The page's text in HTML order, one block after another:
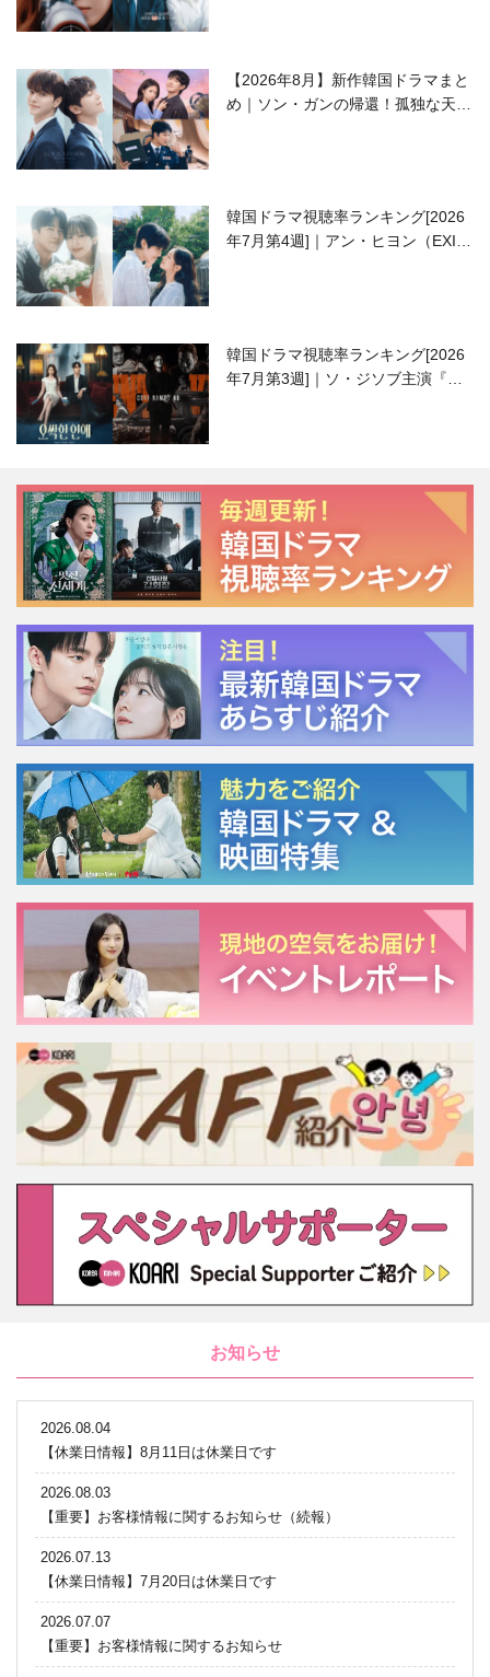
【2026年8月】新作韓国ドラマまと
め｜ソン・ガンの帰還！孤独な天才
韓国ドラマ視聴率ランキング[2026
年7月第4週]｜アン・ヒヨン（EXID
韓国ドラマ視聴率ランキング[2026
年7月第3週]｜ソ・ジソブ主演『エ
お知らせ
2026.08.04
【休業日情報】8月11日は休業日です
2026.08.03
【重要】お客様情報に関するお知らせ（続報）
2026.07.13
【休業日情報】7月20日は休業日です
2026.07.07
【重要】お客様情報に関するお知らせ